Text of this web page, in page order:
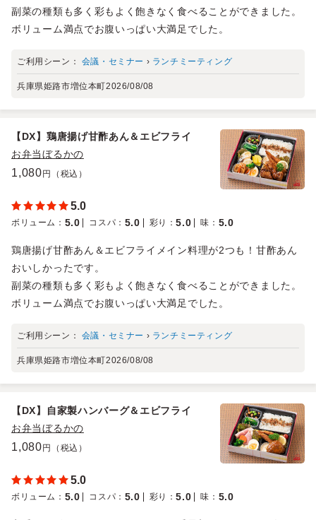
副菜の種類も多く彩もよく飽きなく食べることができました。
ボリューム満点でお腹いっぱい大満足でした。
ご利用シーン： 会議・セミナー › ランチミーティング
兵庫県姫路市増位本町2026/08/08
【DX】鶏唐揚げ甘酢あん＆エビフライ
お弁当ぼるかの
1,080円（税込）
5.0
ボリューム ： 5.0 コスパ ： 5.0 彩り ：5.0 味 ： 5.0
鶏唐揚げ甘酢あん＆エビフライメイン料理が2つも！甘酢あん
おいしかったです。
副菜の種類も多く彩もよく飽きなく食べることができました。
ボリューム満点でお腹いっぱい大満足でした。
ご利用シーン： 会議・セミナー › ランチミーティング
兵庫県姫路市増位本町2026/08/08
【DX】自家製ハンバーグ＆エビフライ
お弁当ぼるかの
1,080円（税込）
5.0
ボリューム ： 5.0 コスパ ： 5.0 彩り ：5.0 味 ： 5.0